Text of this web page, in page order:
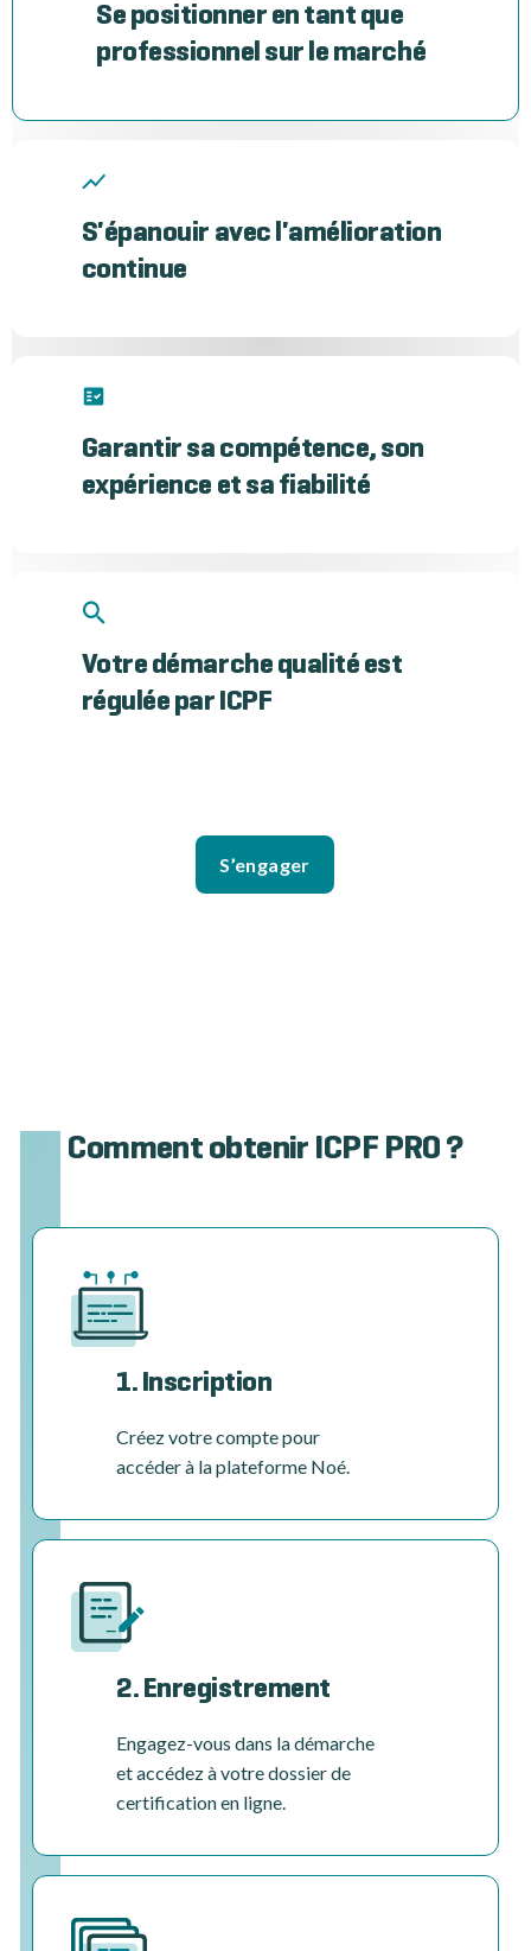
Se positionner en tant que
professionnel sur le marché
S'épanouir avec l'amélioration
continue
Garantir sa compétence, son
expérience et sa fiabilité
Votre démarche qualité est
régulée par ICPF
S’engager
Comment obtenir ICPF PRO ?
1. Inscription
Créez votre compte pour
accéder à la plateforme Noé.
2. Enregistrement
Engagez-vous dans la démarche
et accédez à votre dossier de
certification en ligne.